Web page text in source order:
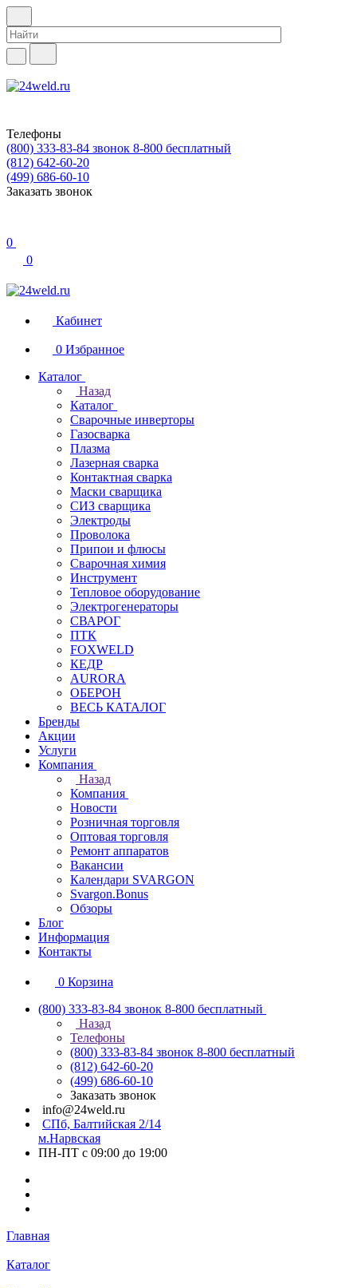
Телефоны
(800) 333-83-84 звонок 8-800 бесплатный
(812) 642-60-20
(499) 686-60-10
Заказать звонок
0
0
Кабинет
0 Избранное
Каталог
Назад
Каталог
Сварочные инверторы
Газосварка
Плазма
Лазерная сварка
Контактная сварка
Маски сварщика
СИЗ сварщика
Электроды
Проволока
Припои и флюсы
Сварочная химия
Инструмент
Тепловое оборудование
Электрогенераторы
СВАРОГ
ПТК
FOXWELD
КЕДР
AURORA
ОБЕРОН
ВЕСЬ КАТАЛОГ
Бренды
Акции
Услуги
Компания
Назад
Компания
Новости
Розничная торговля
Оптовая торговля
Ремонт аппаратов
Вакансии
Календари SVARGON
Svargon.Bonus
Обзоры
Блог
Информация
Контакты
0 Корзина
(800) 333-83-84 звонок 8-800 бесплатный
Назад
Телефоны
(800) 333-83-84 звонок 8-800 бесплатный
(812) 642-60-20
(499) 686-60-10
Заказать звонок
info@24weld.ru
СПб, Балтийская 2/14
м.Нарвская
ПН-ПТ с 09:00 до 19:00
Главная
Каталог